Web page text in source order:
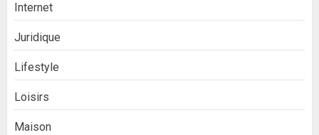
Internet
Juridique
Lifestyle
Loisirs
Maison